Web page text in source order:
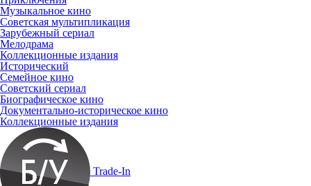
Музыкальное кино
Советская мультипликация
Зарубежный сериал
Мелодрама
Коллекционные издания
Исторический
Семейное кино
Советский сериал
Биографическое кино
Документально-историческое кино
Коллекционные издания
Trade-In